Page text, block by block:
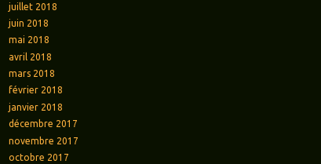
juillet 2018
juin 2018
mai 2018
avril 2018
mars 2018
février 2018
janvier 2018
décembre 2017
novembre 2017
octobre 2017